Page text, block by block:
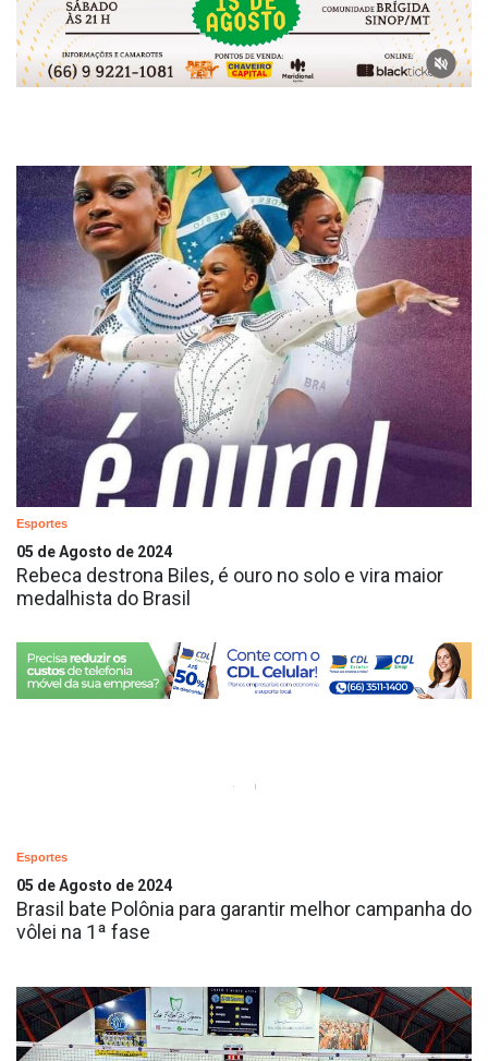
Esportes
05 de Agosto de 2024
Rebeca destrona Biles, é ouro no solo e vira maior
medalhista do Brasil
Esportes
05 de Agosto de 2024
Brasil bate Polônia para garantir melhor campanha do
vôlei na 1ª fase